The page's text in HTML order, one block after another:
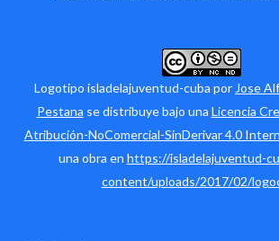
Logotipo isladelajuventud-cuba por Jose
Pestana se distribuye bajo una Licencia
Atribución-NoComercial-SinDerivar 4.0
una obra en https://isladelajuventud-
content/uploads/2017/02/